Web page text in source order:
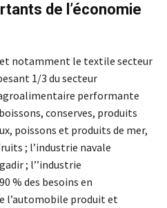
de l’économie
notamment le textile secteur
1/3 du secteur
performante
conserves, produits
poissons et produits de mer,
; l’industrie navale
; l’’industrie
% des besoins en
l’automobile produit et